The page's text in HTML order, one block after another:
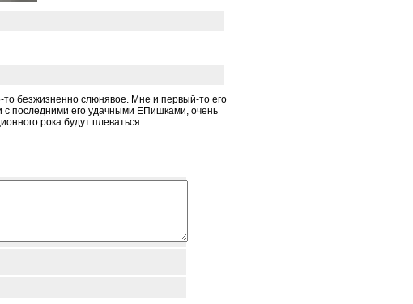
то безжизненно слюнявое. Мне и первый-то его
с последними его удачными ЕПишками, очень
рока будут плеваться.